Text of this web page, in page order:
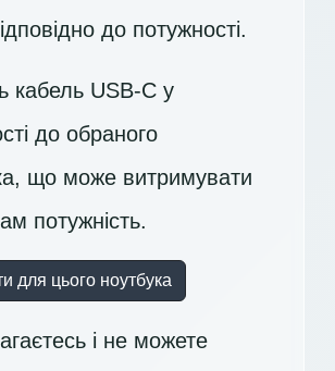
до потужності.
кабель USB-C у
до обраного
що може витримувати
потужність.
для цього ноутбука
і не можете